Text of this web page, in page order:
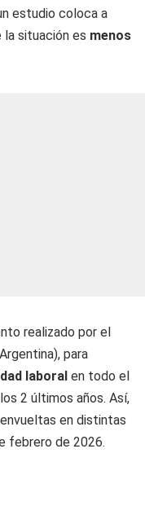
estudio coloca a
la situación es menos
realizado por el
para
laboral en todo el
2 últimos años. Así,
en distintas
febrero de 2026.